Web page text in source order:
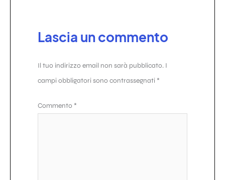
Lascia un commento
Il tuo indirizzo email non sarà pubblicato. I
campi obbligatori sono contrassegnati *
Commento *